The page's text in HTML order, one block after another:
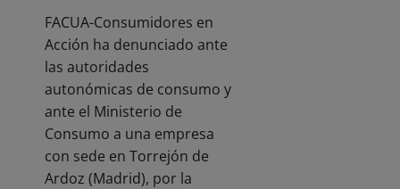
FACUA-Consumidores en
Acción ha denunciado ante
las autoridades
autonómicas de consumo y
ante el Ministerio de
Consumo a una empresa
con sede en Torrejón de
Ardoz (Madrid), por la